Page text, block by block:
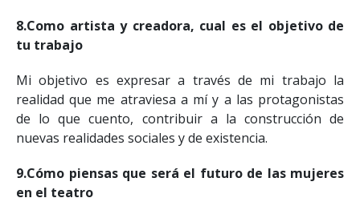
8.Como artista y creadora, cual es el objetivo de
tu trabajo
Mi objetivo es expresar a través de mi trabajo la
realidad que me atraviesa a mí y a las protagonistas
de lo que cuento, contribuir a la construcción de
nuevas realidades sociales y de existencia.
9.Cómo piensas que será el futuro de las mujeres
en el teatro